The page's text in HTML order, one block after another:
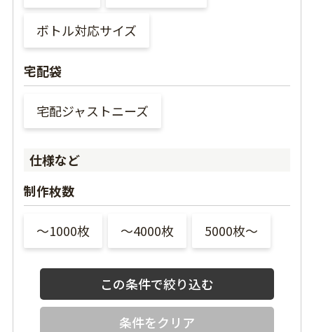
ボトル対応サイズ
宅配袋
宅配ジャストニーズ
仕様など
制作枚数
〜1000枚 〜4000枚 5000枚〜
条件をクリア